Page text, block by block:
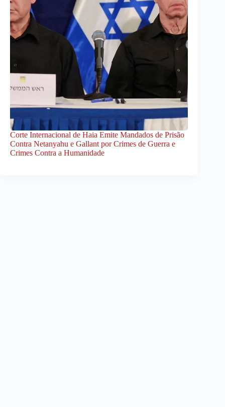
Corte Internacional de Haia Emite Mandados de Prisão
Contra Netanyahu e Gallant por Crimes de Guerra e
Crimes Contra a Humanidade